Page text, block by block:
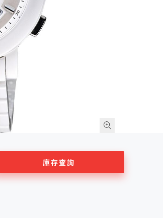
庫存查詢